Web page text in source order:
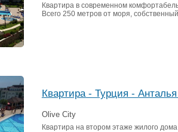
Квартира в современном
Всего 250 метров от моря,
Квартира - Турция -
Olive City
Квартира на втором этаже жилого